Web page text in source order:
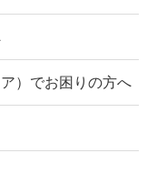
）でお困りの方へ